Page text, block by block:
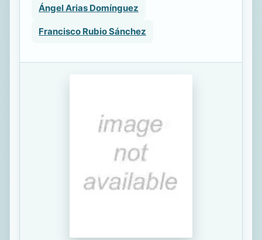
Ángel Arias Domínguez
Francisco Rubio Sánchez